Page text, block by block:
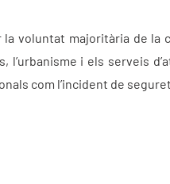
voluntat majoritària de
i els serveis
com l’incident de